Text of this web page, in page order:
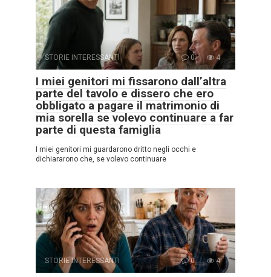
STORIE INTERESSANTI 0 4
I miei genitori mi fissarono dall’altra
parte del tavolo e dissero che ero
obbligato a pagare il matrimonio di
mia sorella se volevo continuare a far
parte di questa famiglia
I miei genitori mi guardarono dritto negli occhi e
dichiararono che, se volevo continuare
STORIE INTERESSANTI 0 4